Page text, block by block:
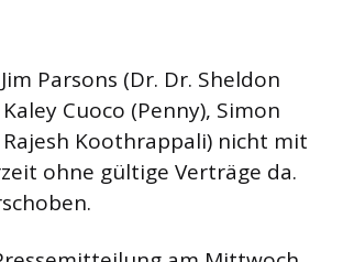
Parsons (Dr. Dr. Sheldon
Cuoco (Penny), Simon
Koothrappali) nicht mit
ohne gültige Verträge da.